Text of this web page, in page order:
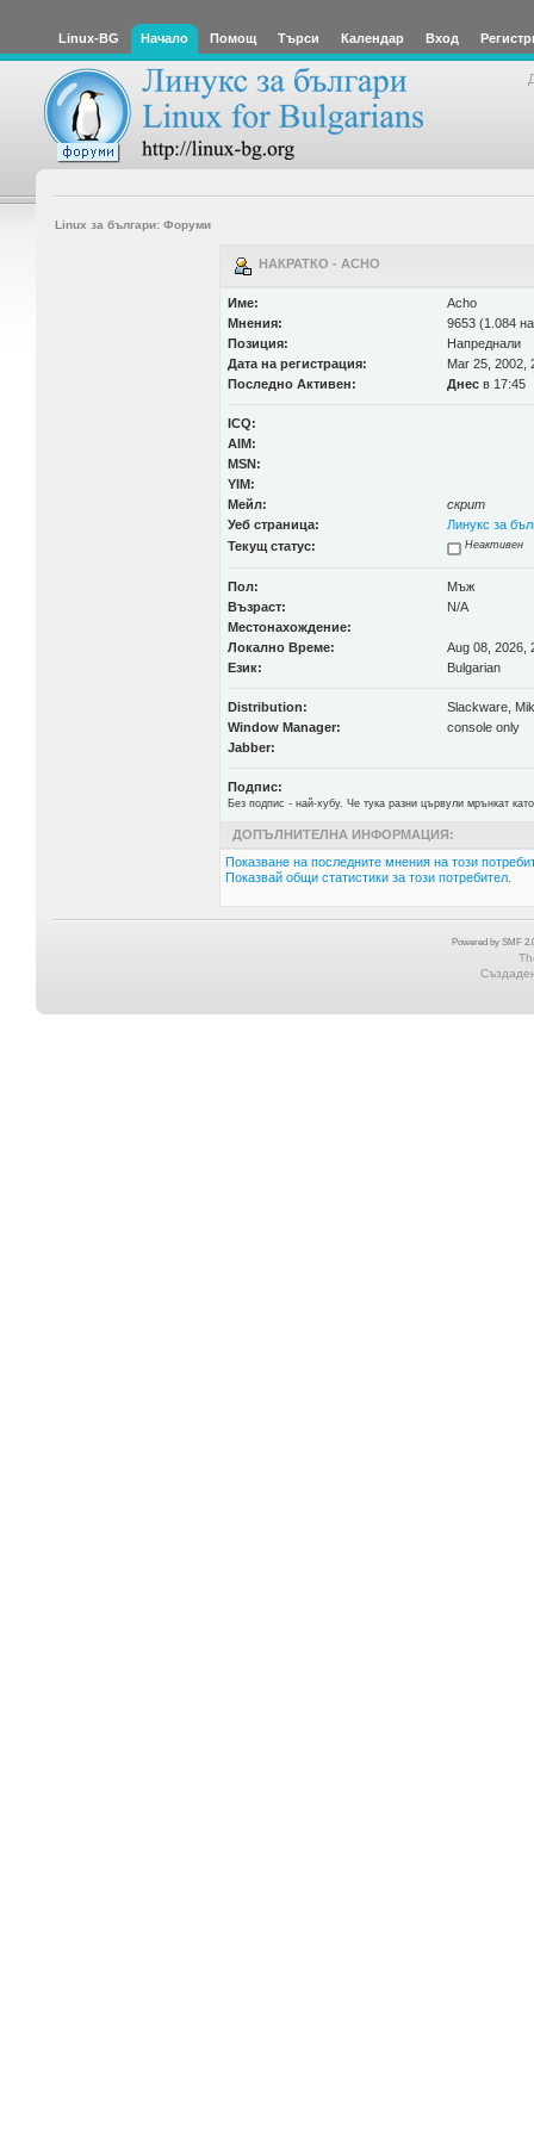
Linux-BG Начало Помощ Търси Календар Вход
Linux за българи: Форуми
НАКРАТКО - ACHO
Име:
Acho
Мнения:
9653 (1.084
Позиция:
Напреднали
Дата на регистрация:
Mar 25, 2002,
Последно Активен:
Днесв 17:45
ICQ:
AIM:
MSN:
YIM:
Мейл:
скрит
Уеб страница:
Линукс за
Текущ статус:
Неактивен
Пол:
Мъж
Възраст:
N/A
Местонахождение:
Локално Време:
Aug 08, 2026,
Език:
Bulgarian
Distribution:
Slackware,
Window Manager:
console only
Jabber:
Подпис:
Без подпис - най-хубу. Че тука разни цървули мрънкат
ДОПЪЛНИТЕЛНА ИНФОРМАЦИЯ:
Показване на последните мнения на този
Показвай общи статистики за този потребител.
Powered by SMF